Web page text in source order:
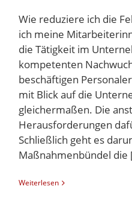
Wie reduziere ich die
ich meine
die Tätigkeit im
kompetenten
beschäftigen
mit Blick auf die
gleichermaßen. Die
Herausforderungen
Schließlich geht es
Maßnahmenbündel die
Weiterlesen